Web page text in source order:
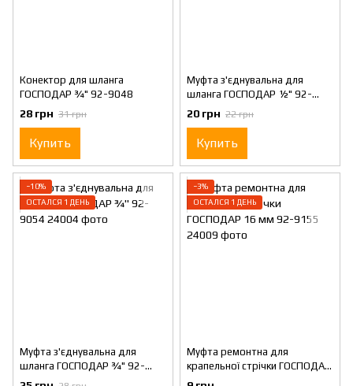
Конектор для шланга
ГОСПОДАР ¾" 92-9048
28 грн 31 грн
Купить
Муфта з'єднувальна для
шланга ГОСПОДАР ½" 92-
9053
20 грн 22 грн
Купить
−10%
ОСТАЛСЯ 1 ДЕНЬ
Муфта з'єднувальна для
шланга ГОСПОДАР ¾" 92-
9054
−3%
ОСТАЛСЯ 1 ДЕНЬ
Муфта ремонтна для
крапельної стрічки ГОСПОДАР
16 мм 92-9155